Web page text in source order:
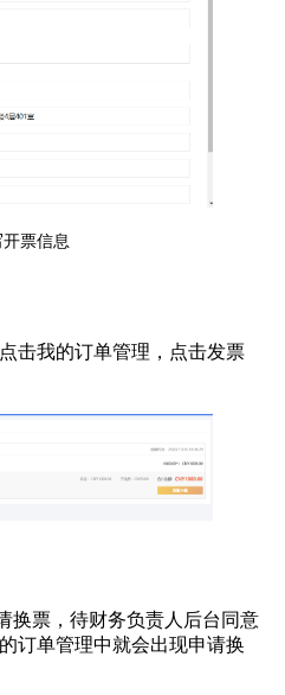
票信息
击我的订单管理，点击发票
换票，待财务负责人后台同意
订单管理中就会出现申请换